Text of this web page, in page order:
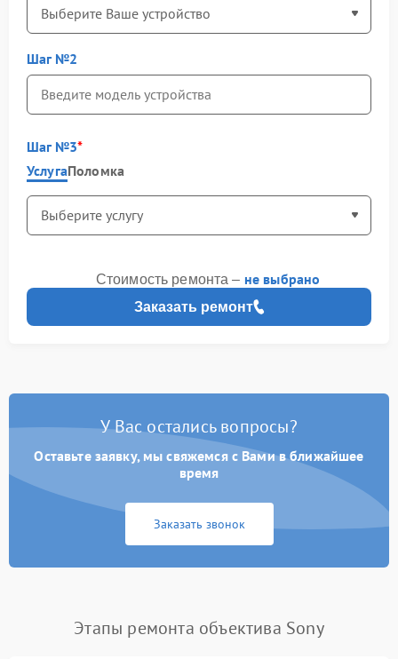
Шаг №2
Шаг №3
УслугаПоломка
Заказать ремонт
Стоимость ремонта – не выбрано
У Вас остались вопросы?
Оставьте заявку, мы свяжемся с Вами в ближайшее
время
Заказать звонок
Этапы ремонта объектива Sony